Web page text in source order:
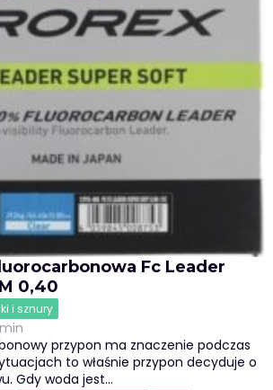
Fc Leader
0,40
i sznury
przypon ma znaczenie podczas
to właśnie przypon decyduje o
Gdy woda jest…